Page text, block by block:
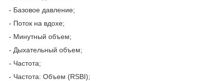
- Базовое давление;
- Поток на вдохе;
- Минутный объем;
- Дыхательный объем;
- Частота;
- Частота: Объем (RSBI);